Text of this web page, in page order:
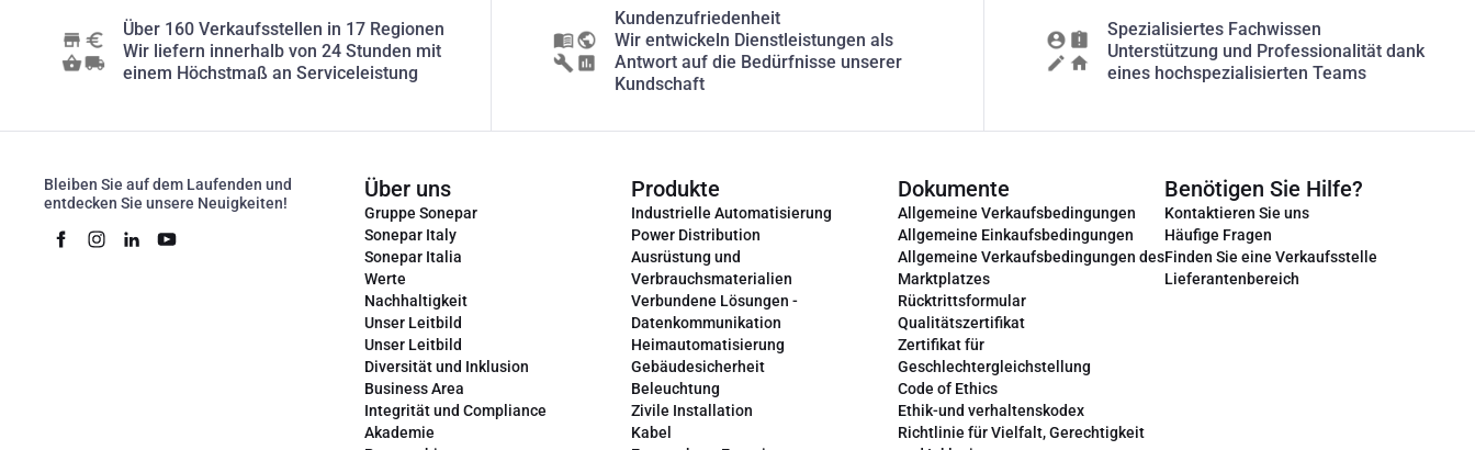
Über 160 Verkaufsstellen in 17 Regionen
Wir liefern innerhalb von 24 Stunden mit
einem Höchstmaß an Serviceleistung
Kundenzufriedenheit
Wir entwickeln Dienstleistungen als
Antwort auf die Bedürfnisse unserer
Kundschaft
Spezialisiertes Fachwissen
Unterstützung und Professionalität dank
eines hochspezialisierten Teams
Bleiben Sie auf dem Laufenden und
entdecken Sie unsere Neuigkeiten!
Über uns
Gruppe Sonepar
Sonepar Italy
Sonepar Italia
Werte
Nachhaltigkeit
Unser Leitbild
Unser Leitbild
Diversität und Inklusion
Business Area
Integrität und Compliance
Akademie
Produkte
Industrielle Automatisierung
Power Distribution
Ausrüstung und
Verbrauchsmaterialien
Verbundene Lösungen -
Datenkommunikation
Heimautomatisierung
Gebäudesicherheit
Beleuchtung
Zivile Installation
Kabel
Dokumente
Allgemeine Verkaufsbedingungen
Allgemeine Einkaufsbedingungen
Allgemeine Verkaufsbedingungen des
Marktplatzes
Rücktrittsformular
Qualitätszertifikat
Zertifikat für
Geschlechtergleichstellung
Code of Ethics
Ethik-und verhaltenskodex
Richtlinie für Vielfalt, Gerechtigkeit
Benötigen Sie Hilfe?
Kontaktieren Sie uns
Häufige Fragen
Finden Sie eine Verkaufsstelle
Lieferantenbereich